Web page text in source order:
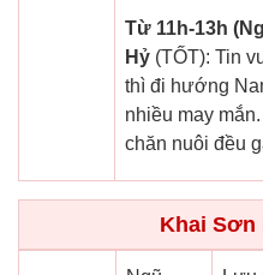
Từ 11h-13h
Hỷ (TỐT): Tin
thì đi hướng
nhiều may
chăn nuôi đều
Khai Sơn